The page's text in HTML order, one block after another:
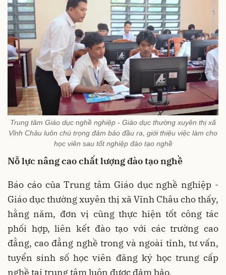
Trung tâm Giáo dục nghề nghiệp - Giáo dục thường xuyên thị xã
Vĩnh Châu luôn chú trọng đảm bảo đầu ra, giới thiệu việc làm cho
học viên sau tốt nghiệp đào tạo nghề
Nỗ lực nâng cao chất lượng đào tạo nghề
Báo cáo của Trung tâm Giáo dục nghề nghiệp -
Giáo dục thường xuyên thị xã Vĩnh Châu cho thấy,
hằng năm, đơn vị cũng thực hiện tốt công tác
phối hợp, liên kết đào tạo với các trường cao
đẳng, cao đẳng nghề trong và ngoài tỉnh, tư vấn,
tuyển sinh số học viên đăng ký học trung cấp
nghề tại trung tâm luôn được đảm bảo.